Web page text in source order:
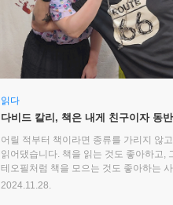
읽다
다비드 칼리, 책은 내게 친구이자 동
어릴 적부터 책이라면 종류를 가리지 않고
읽어댔습니다. 책을 읽는 것도 좋아하고,
테오필처럼 책을 모으는 것도 좋아하는
2024.11.28.